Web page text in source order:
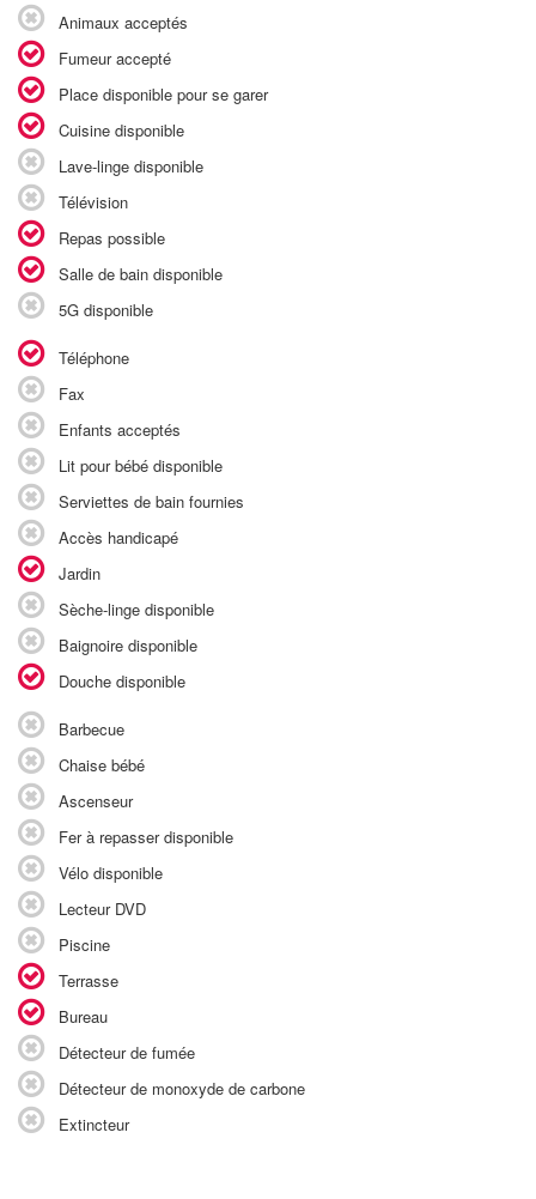
Animaux acceptés
Fumeur accepté
Place disponible pour se garer
Cuisine disponible
Lave-linge disponible
Télévision
Repas possible
Salle de bain disponible
5G disponible
Téléphone
Fax
Enfants acceptés
Lit pour bébé disponible
Serviettes de bain fournies
Accès handicapé
Jardin
Sèche-linge disponible
Baignoire disponible
Douche disponible
Barbecue
Chaise bébé
Ascenseur
Fer à repasser disponible
Vélo disponible
Lecteur DVD
Piscine
Terrasse
Bureau
Détecteur de fumée
Détecteur de monoxyde de carbone
Extincteur